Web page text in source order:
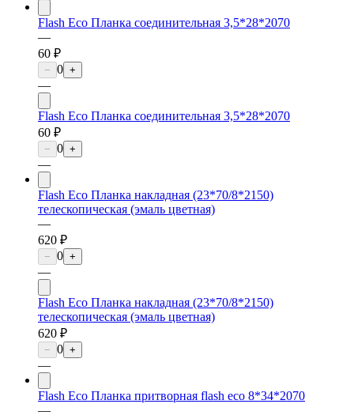
Flash Eco Планка соединительная 3,5*28*2070
—
60 ₽
− 0 +
—
Flash Eco Планка соединительная 3,5*28*2070
60 ₽
− 0 +
—
Flash Eco Планка накладная (23*70/8*2150)
телескопическая (эмаль цветная)
—
620 ₽
− 0 +
—
Flash Eco Планка накладная (23*70/8*2150)
телескопическая (эмаль цветная)
620 ₽
− 0 +
—
Flash Eco Планка притворная flash eco 8*34*2070
—